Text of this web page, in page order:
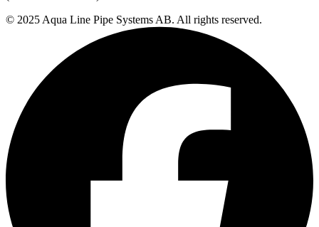
© 2025 Aqua Line Pipe Systems AB. All rights reserved.